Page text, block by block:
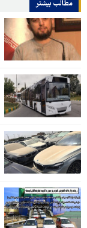
مطالب بیشتر